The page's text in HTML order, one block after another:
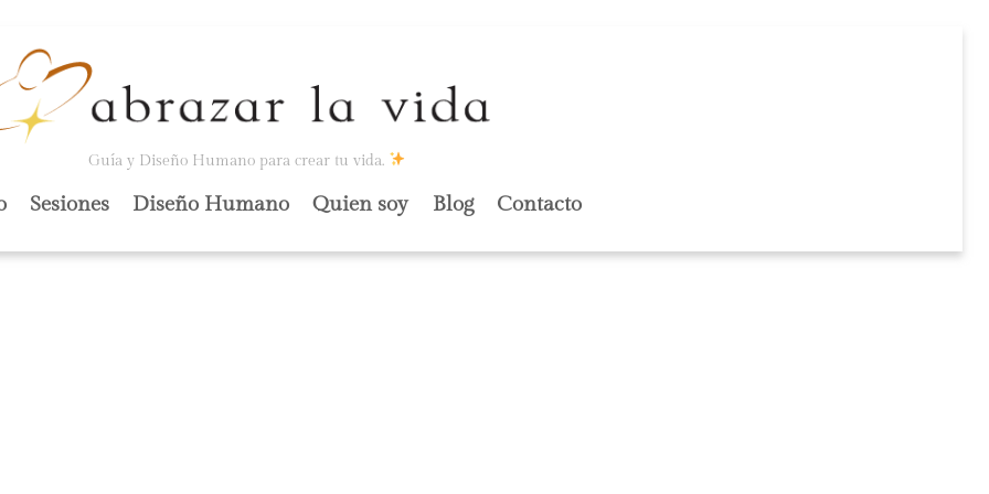
Guía y Diseño Humano para crear tu vida.
Sesiones Diseño Humano Quien soy Blog Contacto